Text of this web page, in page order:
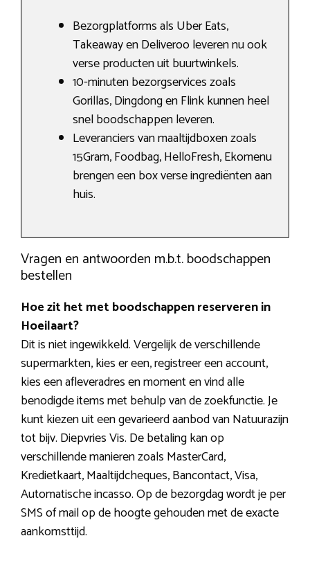
Bezorgplatforms als Uber Eats,
Takeaway en Deliveroo leveren nu ook
verse producten uit buurtwinkels.
10-minuten bezorgservices zoals
Gorillas, Dingdong en Flink kunnen heel
snel boodschappen leveren.
Leveranciers van maaltijdboxen zoals
15Gram, Foodbag, HelloFresh, Ekomenu
brengen een box verse ingrediënten aan
huis.
Vragen en antwoorden m.b.t. boodschappen
bestellen
Hoe zit het met boodschappen reserveren in
Hoeilaart?
Dit is niet ingewikkeld. Vergelijk de verschillende
supermarkten, kies er een, registreer een account,
kies een afleveradres en moment en vind alle
benodigde items met behulp van de zoekfunctie. Je
kunt kiezen uit een gevarieerd aanbod van Natuurazijn
tot bijv. Diepvries Vis. De betaling kan op
verschillende manieren zoals MasterCard,
Kredietkaart, Maaltijdcheques, Bancontact, Visa,
Automatische incasso. Op de bezorgdag wordt je per
SMS of mail op de hoogte gehouden met de exacte
aankomsttijd.